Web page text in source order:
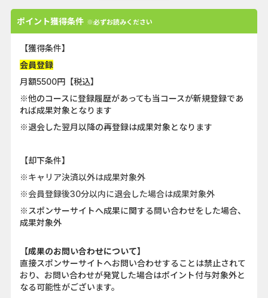
ポイント獲得条件 ※必ずお読みください
【獲得条件】
会員登録
月額5500円【税込】
※他のコースに登録履歴があっても当コースが新規登録であ
れば成果対象となります
※退会した翌月以降の再登録は成果対象となります
【却下条件】
※キャリア決済以外は成果対象外
※会員登録後30分以内に退会した場合は成果対象外
※スポンサーサイトへ成果に関する問い合わせをした場合、
成果対象外
【成果のお問い合わせについて】
直接スポンサーサイトへお問い合わせすることは禁止されて
おり、お問い合わせが発覚した場合はポイント付与対象外と
なる可能性がございます。